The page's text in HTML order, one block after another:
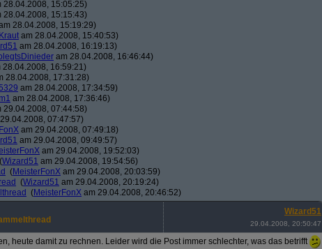
28.04.2008, 15:05:25)
28.04.2008, 15:15:43)
28.04.2008, 15:19:29)
am 28.04.2008, 15:40:53)
am 28.04.2008, 16:19:13)
am 28.04.2008, 16:46:44)
28.04.2008, 16:59:21)
28.04.2008, 17:31:28)
am 28.04.2008, 17:34:59)
am 28.04.2008, 17:36:46)
29.04.2008, 07:44:58)
07:47:57)
am 29.04.2008, 07:49:18)
am 29.04.2008, 09:49:57)
am 29.04.2008, 19:52:03)
(Wizard51 am 29.04.2008, 19:54:56)
(MeisterFonX am 29.04.2008, 20:03:59)
(Wizard51 am 29.04.2008, 20:19:24)
(MeisterFonX am 29.04.2008, 20:46:52)
Wizard51
29.04.2008, 20:50:47
heute damit zu rechnen. Leider wird die Post immer schlechter, was das betrifft